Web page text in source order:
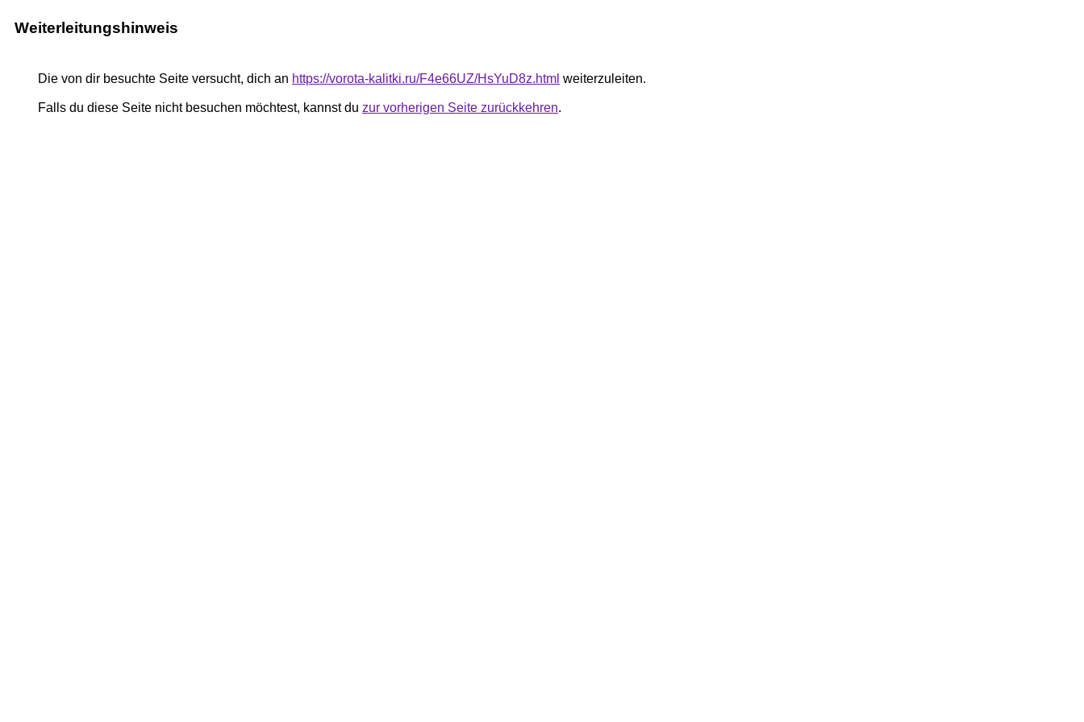
Weiterleitungshinweis
Die von dir besuchte Seite versucht, dich an https://vorota-kalitki.ru/F4e66UZ/HsYuD8z.html weiterzuleiten.
Falls du diese Seite nicht besuchen möchtest, kannst du zur vorherigen Seite zurückkehren.